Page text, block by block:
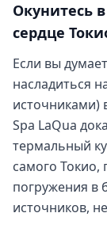
Окунитесь
сердце
Если вы
насладиться
источниками)
Spa LaQua
термальный
самого
погружения в
источников,